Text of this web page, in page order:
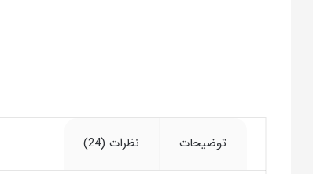
توضیحات نظرات (24)